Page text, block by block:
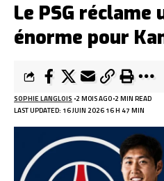
Le PSG réclame
énorme pour
LAST UPDATED: 16 JUIN 2026 16 H 47 MIN
SOPHIE LANGLOIS 2 MOIS AGO 2 MIN READ